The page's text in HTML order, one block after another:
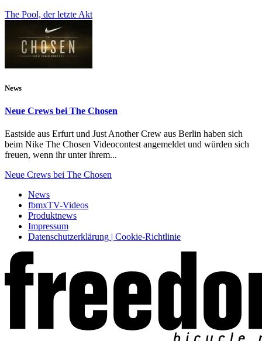
The Pool, der letzte Akt
News
Neue Crews bei The Chosen
Eastside aus Erfurt und Just Another Crew aus Berlin haben sich
beim Nike The Chosen Videocontest angemeldet und würden sich
freuen, wenn ihr unter ihrem...
Neue Crews bei The Chosen
News
fbmxTV-Videos
Produktnews
Impressum
Datenschutzerklärung | Cookie-Richtlinie